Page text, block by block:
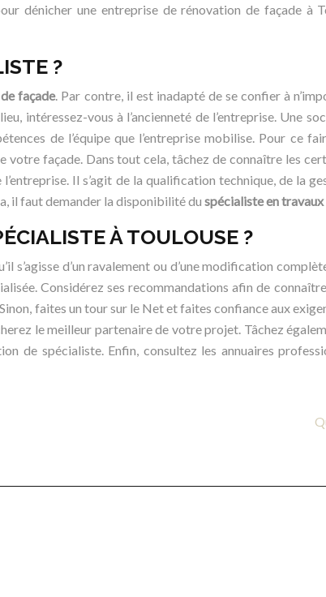
dénicher une entreprise de rénovation de façade à
?
façade. Par contre, il est inadapté de se confier à
intéressez-vous à l’ancienneté de l’entreprise. Une
de l’équipe que l’entreprise mobilise. Pour ce
façade. Dans tout cela, tâchez de connaître les
Il s’agit de la qualification technique, de la
il faut demander la disponibilité du spécialiste en
À TOULOUSE ?
s’agisse d’un ravalement ou d’une modification
Considérez ses recommandations afin de
faites un tour sur le Net et faites confiance aux
le meilleur partenaire de votre projet. Tâchez
de spécialiste. Enfin, consultez les annuaires